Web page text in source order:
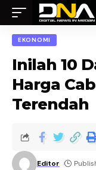
EKONOMI
Inilah 10
Harga
Terendah
Editor